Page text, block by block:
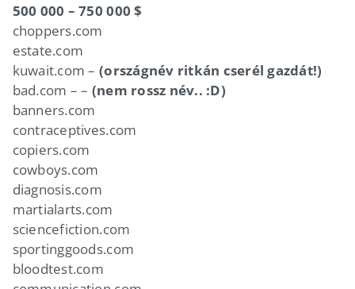
500 000 – 750 000 $
choppers.com
estate.com
kuwait.com –(országnév ritkán cserél gazdát!)
bad.com – – (nem rossz név.. :D)
banners.com
contraceptives.com
copiers.com
cowboys.com
diagnosis.com
martialarts.com
sciencefiction.com
sportinggoods.com
bloodtest.com